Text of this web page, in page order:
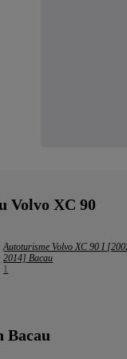
Volvo XC 90
Autoturisme Volvo XC 90 I
2014] Bacau
1
Bacau